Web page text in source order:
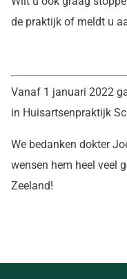
de praktijk of meldt u
Vanaf 1 januari 2022
in Huisartsenpraktijk
We bedanken dokter
wensen hem heel veel
Zeeland!